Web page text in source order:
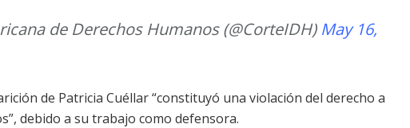
de Derechos Humanos (@CorteIDH) May 16,
de Patricia Cuéllar “constituyó una violación del derecho a
debido a su trabajo como defensora.